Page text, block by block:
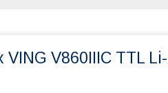
V860IIIC TTL